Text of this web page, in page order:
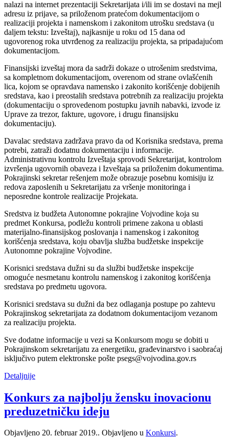
nalazi na internet prezentaciji Sekretarijata i/ili im se dostavi na mejl
adresu iz prijave, sa priloženom pratećom dokumentacijom o
realizaciji projekta i namenskom i zakonitom utrošku sredstava (u
daljem tekstu: Izveštaj), najkasnije u roku od 15 dana od
ugovorenog roka utvrđenog za realizaciju projekta, sa pripadajućom
dokumentacijom.
Finansijski izveštaj mora da sadrži dokaze o utrošenim sredstvima,
sa kompletnom dokumentacijom, overenom od strane ovlašćenih
lica, kojom se opravdava namensko i zakonito korišćenje dobijenih
sredstava, kao i preostalih sredstava potrebnih za realizaciju projekta
(dokumentaciju o sprovedenom postupku javnih nabavki, izvode iz
Uprave za trezor, fakture, ugovore, i drugu finansijsku
dokumentaciju).
Davalac sredstava zadržava pravo da od Korisnika sredstava, prema
potrebi, zatraži dodatnu dokumentaciju i informacije.
Administrativnu kontrolu Izveštaja sprovodi Sekretarijat, kontrolom
izvršenja ugovornih obaveza i Izveštaja sa priloženim dokumentima.
Pokrajinski sekretar rešenjem može obrazuje posebnu komisiju iz
redova zaposlenih u Sekretarijatu za vršenje monitoringa i
neposredne kontrole realizacije Projekata.
Sredstva iz budžeta Autonomne pokrajine Vojvodine koja su
predmet Konkursa, podležu kontroli primene zakona u oblasti
materijalno-finansijskog poslovanja i namenskog i zakonitog
korišćenja sredstava, koju obavlja služba budžetske inspekcije
Autonomne pokrajine Vojvodine.
Korisnici sredstava dužni su da službi budžetske inspekcije
omoguće nesmetanu kontrolu namenskog i zakonitog korišćenja
sredstava po predmetu ugovora.
Korisnici sredstava su dužni da bez odlaganja postupe po zahtevu
Pokrajinskog sekretarijata za dodatnom dokumentacijom vezanom
za realizaciju projekta.
Sve dodatne informacije u vezi sa Konkursom mogu se dobiti u
Pokrajinskom sekretarijatu za energetiku, građevinarstvo i saobraćaj
isključivo putem elektronske pošte psegs@vojvodina.gov.rs
Detaljnije
Konkurs za najbolju žensku inovacionu
preduzetničku ideju
Objavljeno 20. februar 2019.. Objavljeno u Konkursi.